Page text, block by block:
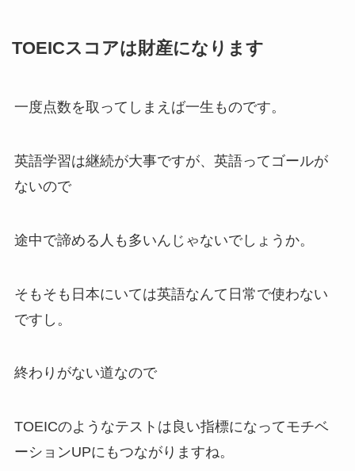
TOEICスコアは財産になります
一度点数を取ってしまえば一生ものです。
英語学習は継続が大事ですが、英語ってゴールが
ないので
途中で諦める人も多いんじゃないでしょうか。
そもそも日本にいては英語なんて日常で使わない
ですし。
終わりがない道なので
TOEICのようなテストは良い指標になってモチベ
ーションUPにもつながりますね。